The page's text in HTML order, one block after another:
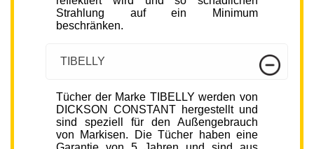
Strahlung auf ein Minimum
beschränken.
TIBELLY
Tücher der Marke TIBELLY werden von
DICKSON CONSTANT hergestellt und
sind speziell für den Außengebrauch
von Markisen. Die Tücher haben eine